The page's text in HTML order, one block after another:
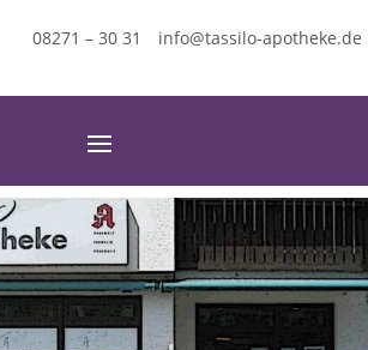
08271 – 30 31 info@tassilo-apotheke.de